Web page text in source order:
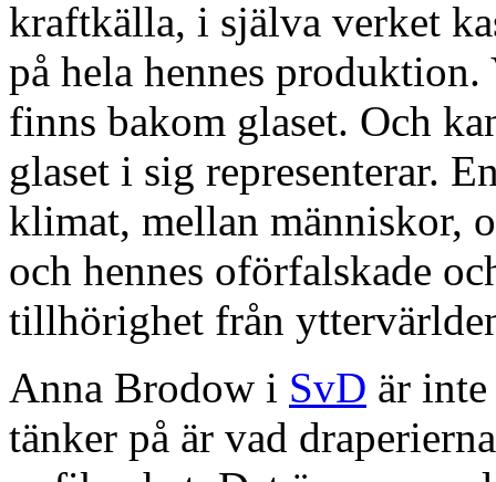
kraftkälla, i själva verket
på hela hennes
finns bakom glaset. Och
glaset i sig representerar.
klimat, mellan människor,
och hennes oförfalskade
tillhörighet från
Anna Brodow i SvD är
tänker på är vad